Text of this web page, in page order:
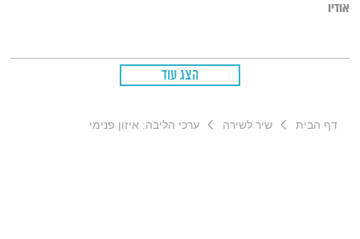
אודיו
הצג עוד
דף הבית שיר לשירה ערכי הליבה: איזון פנימי